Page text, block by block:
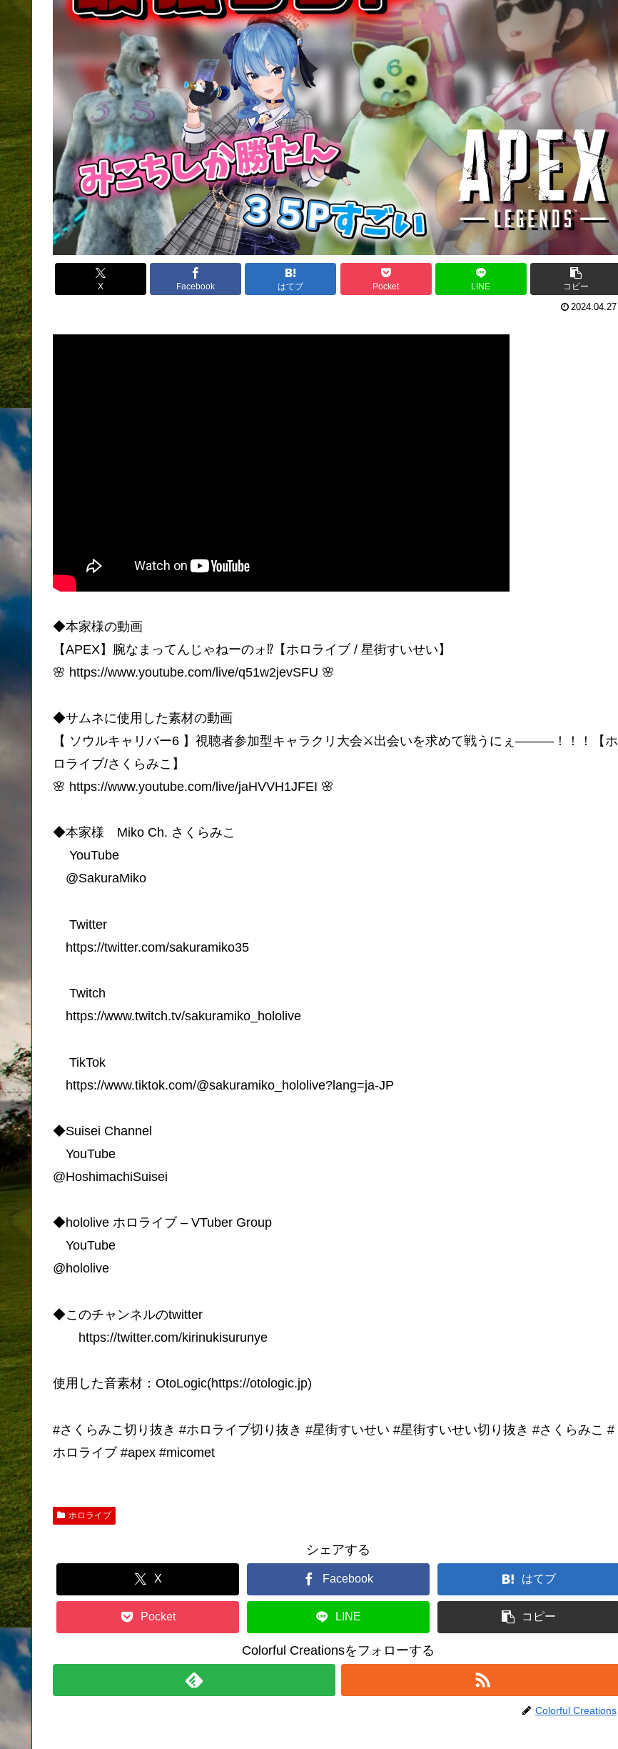
X Facebook はてブ Pocket LINE コピー
2024.04.27
◆本家様の動画
【APEX】腕なまってんじゃねーのォ⁉【ホロライブ / 星街すいせい】
🌸 https://www.youtube.com/live/q51w2jevSFU 🌸
◆サムネに使用した素材の動画
【 ソウルキャリバー6 】視聴者参加型キャラクリ大会⚔出会いを求めて戦うにぇ―――！！！【ホ
ロライブ/さくらみこ】
🌸 https://www.youtube.com/live/jaHVVH1JFEI 🌸
◆本家様 Miko Ch. さくらみこ
YouTube
@SakuraMiko
Twitter
https://twitter.com/sakuramiko35
Twitch
https://www.twitch.tv/sakuramiko_hololive
TikTok
https://www.tiktok.com/@sakuramiko_hololive?lang=ja-JP
◆Suisei Channel
YouTube
@HoshimachiSuisei
◆hololive ホロライブ – VTuber Group
YouTube
@hololive
◆このチャンネルのtwitter
https://twitter.com/kirinukisurunye
使用した音素材：OtoLogic(https://otologic.jp)
#さくらみこ切り抜き #ホロライブ切り抜き #星街すいせい #星街すいせい切り抜き #さくらみこ #
ホロライブ #apex #micomet
ホロライブ
シェアする
X Facebook はてブ
Pocket LINE コピー
Colorful Creationsをフォローする
Colorful Creations